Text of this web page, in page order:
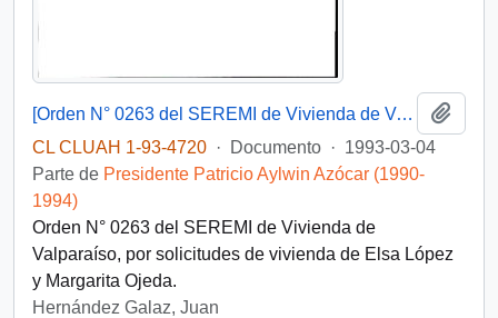
[Orden N° 0263 del SEREMI de Vivienda de Valparaíso]
CL CLUAH 1-93-4720 · Documento · 1993-03-04
Parte de Presidente Patricio Aylwin Azócar (1990-
1994)
Orden N° 0263 del SEREMI de Vivienda de
Valparaíso, por solicitudes de vivienda de Elsa López
y Margarita Ojeda.
Hernández Galaz, Juan